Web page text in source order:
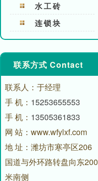
水工砖
连锁块
联系方式 Contact
联系人：于经理
手 机： 15253655553
手 机： 13505361833
网 站：www.wfylxf.com
地 址：潍坊市寒亭区206
国道与外环路转盘向东200
米南侧